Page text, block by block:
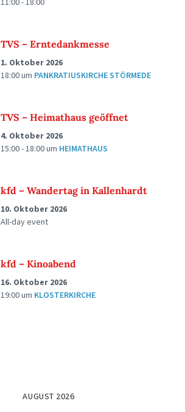
TVS – Erntedankmesse
1. Oktober 2026
18:00um PANKRATIUSKIRCHE STÖRMEDE
TVS – Heimathaus geöffnet
4. Oktober 2026
15:00 - 18:00um HEIMATHAUS
kfd – Wandertag in Kallenhardt
10. Oktober 2026
All-day event
kfd – Kinoabend
16. Oktober 2026
19:00um KLOSTERKIRCHE
AUGUST 2026